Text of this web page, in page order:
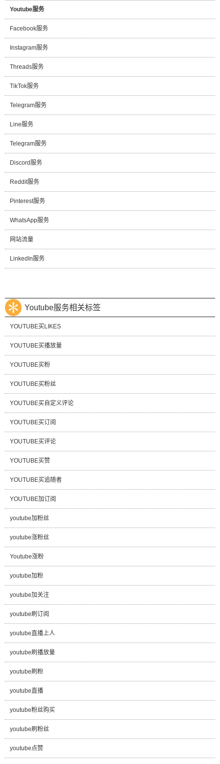
Youtube服务
Facebook服务
Instagram服务
Threads服务
TikTok服务
Telegram服务
Line服务
Telegram服务
Discord服务
Reddit服务
Pinterest服务
WhatsApp服务
网站流量
LinkedIn服务
Youtube服务相关标签
YOUTUBE买LIKES
YOUTUBE买播放量
YOUTUBE买粉
YOUTUBE买粉丝
YOUTUBE买自定义评论
YOUTUBE买订阅
YOUTUBE买评论
YOUTUBE买赞
YOUTUBE买追随者
YOUTUBE加订阅
youtube加粉丝
youtube涨粉丝
Youtube涨粉
youtube加粉
youtube加关注
youtube刷订阅
youtube直播上人
youtube刷播放量
youtube刷粉
youtube直播
youtube粉丝购买
youtube刷粉丝
youtube点赞